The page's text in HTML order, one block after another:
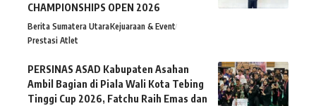
CHAMPIONSHIPS OPEN 2026
Berita Sumatera UtaraKejuaraan & Event
Prestasi Atlet
PERSINAS ASAD Kabupaten Asahan
Ambil Bagian di Piala Wali Kota Tebing
Tinggi Cup 2026, Fatchu Raih Emas dan